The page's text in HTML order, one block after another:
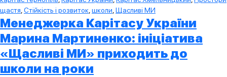
щастя,Стійкість і розвиток,школи,Щасливі МИ
Менеджерка Карітасу України
Марина Мартиненко: ініціатива
«Щасливі МИ» приходить до
школи на роки